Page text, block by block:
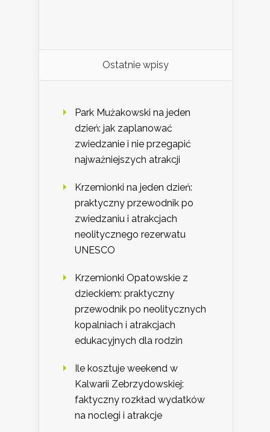
Ostatnie wpisy
Park Mużakowski na jeden
dzień: jak zaplanować
zwiedzanie i nie przegapić
najważniejszych atrakcji
Krzemionki na jeden dzień:
praktyczny przewodnik po
zwiedzaniu i atrakcjach
neolitycznego rezerwatu
UNESCO
Krzemionki Opatowskie z
dzieckiem: praktyczny
przewodnik po neolitycznych
kopalniach i atrakcjach
edukacyjnych dla rodzin
Ile kosztuje weekend w
Kalwarii Zebrzydowskiej:
faktyczny rozkład wydatków
na noclegi i atrakcje